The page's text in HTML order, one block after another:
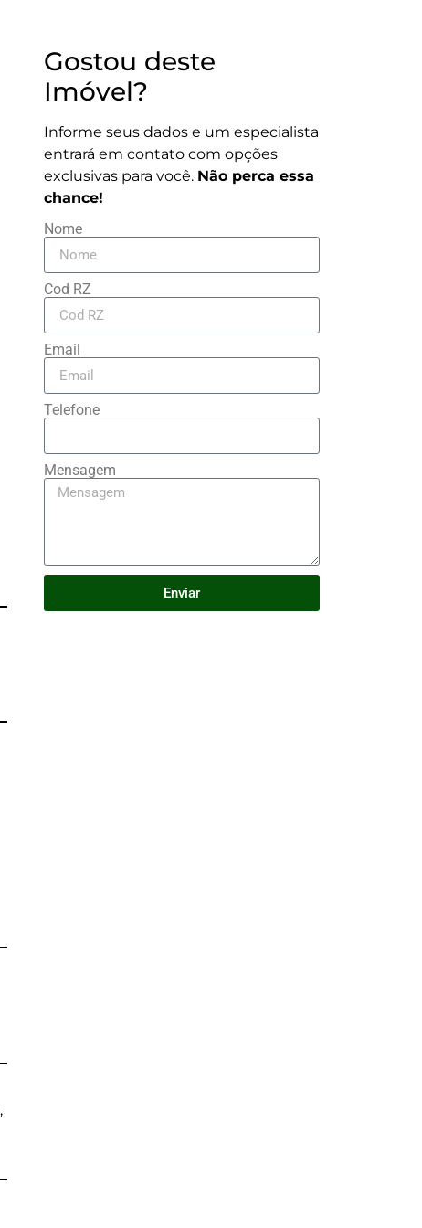
,
Gostou deste
Imóvel?
Informe seus dados e um especialista
entrará em contato com opções
exclusivas para você. Não perca essa
chance!
Nome
Cod RZ
Email
Telefone
Mensagem
Enviar